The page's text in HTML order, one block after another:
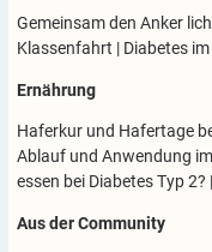
Gemeinsam den Anker
Klassenfahrt | Diabetes
Ernährung
Haferkur und Hafertage
Ablauf und Anwendung
essen bei Diabetes Typ 2? |
Aus der Community